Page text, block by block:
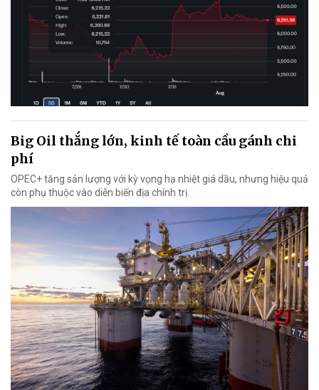
Big Oil thắng lớn, kinh tế toàn cầu gánh chi
phí
OPEC+ tăng sản lượng với kỳ vọng hạ nhiệt giá dầu, nhưng hiệu quả
còn phụ thuộc vào diễn biến địa chính trị.